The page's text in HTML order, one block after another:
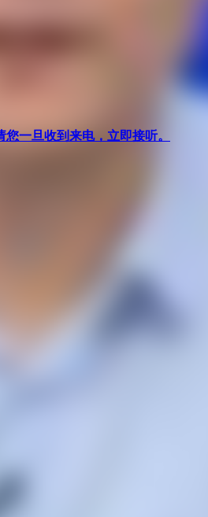
一旦收到来电，立即接听。